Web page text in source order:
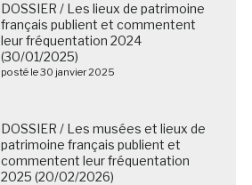
DOSSIER / Les lieux de patrimoine
français publient et commentent
leur fréquentation 2024
(30/01/2025)
posté le 30 janvier 2025
DOSSIER / Les musées et lieux de
patrimoine français publient et
commentent leur fréquentation
2025 (20/02/2026)